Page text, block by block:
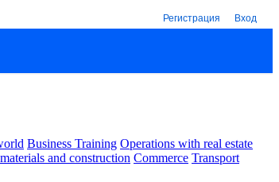
Регистрация Вход
Business Training Operations with real estate
and construction Commerce Transport